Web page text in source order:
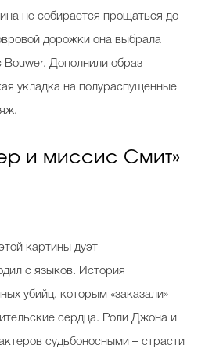
не собирается прощаться до
дорожки она выбрала
Дополнили образ
укладка на полураспущенные
и миссис Смит»
картины дуэт
с языков. История
убийц, которым «заказали»
сердца. Роли Джона и
судьбоносными – страсти